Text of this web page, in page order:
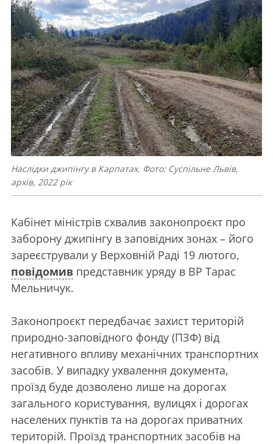
Наслідки джипінгу в Карпатах. Фото: Суспільне Львів,
архів, 2022 рік
Кабінет міністрів схвалив законопроєкт про
заборону джипінгу в заповідних зонах – його
зареєстрували у Верховній Раді 19 лютого,
повідомив представник уряду в ВР Тарас
Мельничук.
Законопроєкт передбачає захист територій
природно-заповідного фонду (ПЗФ) від
негативного впливу механічних транспортних
засобів. У випадку ухвалення документа,
проїзд буде дозволено лише на дорогах
загального користування, вулицях і дорогах
населених пунктів та на дорогах приватних
територій. Проїзд транспортних засобів на